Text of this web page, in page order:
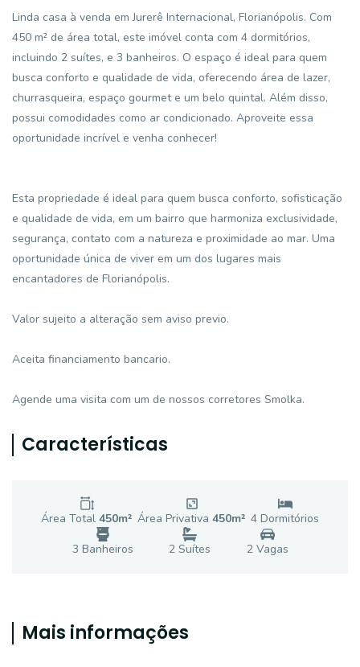
Linda casa à venda em Jurerê Internacional, Florianópolis. Com
450 m² de área total, este imóvel conta com 4 dormitórios,
incluindo 2 suítes, e 3 banheiros. O espaço é ideal para quem
busca conforto e qualidade de vida, oferecendo área de lazer,
churrasqueira, espaço gourmet e um belo quintal. Além disso,
possui comodidades como ar condicionado. Aproveite essa
oportunidade incrível e venha conhecer!
Esta propriedade é ideal para quem busca conforto, sofisticação
e qualidade de vida, em um bairro que harmoniza exclusividade,
segurança, contato com a natureza e proximidade ao mar. Uma
oportunidade única de viver em um dos lugares mais
encantadores de Florianópolis.
Valor sujeito a alteração sem aviso previo.
Aceita financiamento bancario.
Agende uma visita com um de nossos corretores Smolka.
Características
Área Total 450m² Área Privativa 450m² 4 Dormitórios
3 Banheiros 2 Suítes 2Vagas
Mais informações